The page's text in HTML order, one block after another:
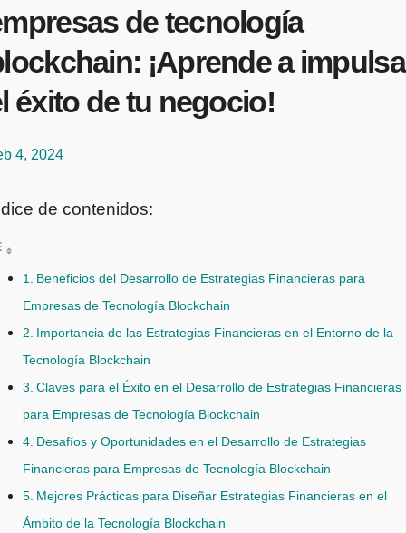
de tecnología
¡Aprende a
éxito de tu negocio!
4, 2024
de contenidos:
Beneficios del Desarrollo de Estrategias Financieras para
Empresas de Tecnología Blockchain
Importancia de las Estrategias Financieras en el Entorno de la
Tecnología Blockchain
Claves para el Éxito en el Desarrollo de Estrategias Financieras
para Empresas de Tecnología Blockchain
Desafíos y Oportunidades en el Desarrollo de Estrategias
Financieras para Empresas de Tecnología Blockchain
Mejores Prácticas para Diseñar Estrategias Financieras en el
Ámbito de la Tecnología Blockchain